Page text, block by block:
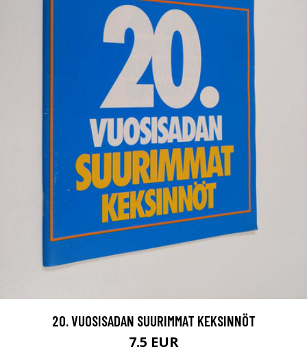
20. VUOSISADAN SUURIMMAT KEKSINNÖT
7.5 EUR